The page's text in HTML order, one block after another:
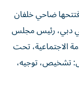
ضاحي خلفان
دبي، رئيس مجلس
الاجتماعية، تحت
تشخيص، توجيه،